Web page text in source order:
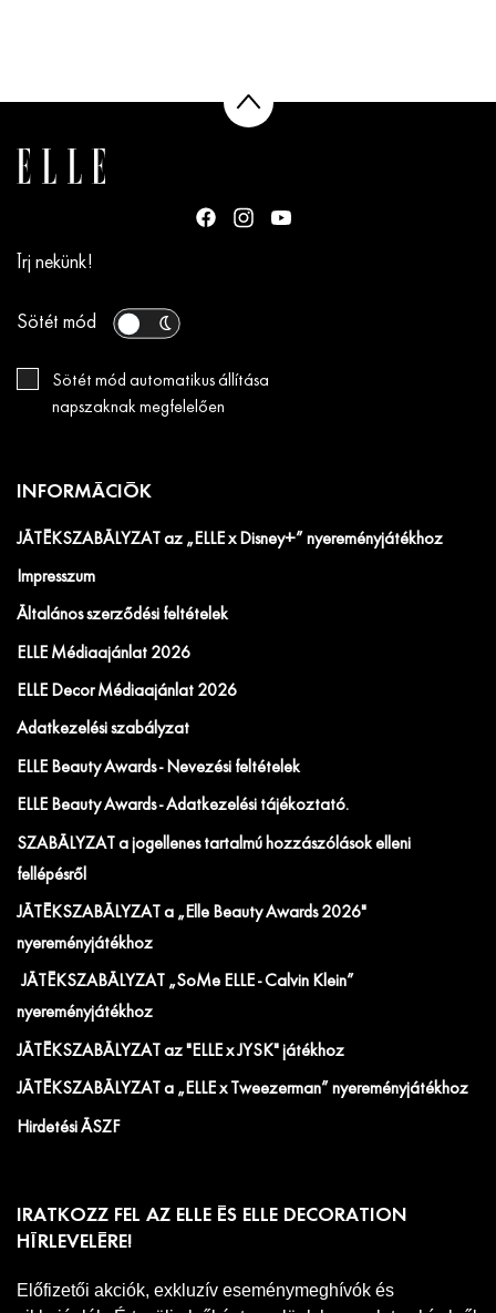
Írj nekünk!
Sötét mód
Sötét mód automatikus állítása
napszaknak megfelelően
INFORMÁCIÓK
JÁTÉKSZABÁLYZAT az „ELLE x Disney+” nyereményjátékhoz
Impresszum
Általános szerződési feltételek
ELLE Médiaajánlat 2026
ELLE Decor Médiaajánlat 2026
Adatkezelési szabályzat
ELLE Beauty Awards - Nevezési feltételek
ELLE Beauty Awards - Adatkezelési tájékoztató.
SZABÁLYZAT a jogellenes tartalmú hozzászólások elleni
fellépésről
JÁTÉKSZABÁLYZAT a „Elle Beauty Awards 2026"
nyereményjátékhoz
JÁTÉKSZABÁLYZAT „SoMe ELLE - Calvin Klein”
nyereményjátékhoz
JÁTÉKSZABÁLYZAT az "ELLE x JYSK" játékhoz
JÁTÉKSZABÁLYZAT a „ELLE x Tweezerman” nyereményjátékhoz
Hirdetési ÁSZF
IRATKOZZ FEL AZ ELLE ÉS ELLE DECORATION
HÍRLEVELÉRE!
Előfizetői akciók, exkluzív eseménymeghívók és